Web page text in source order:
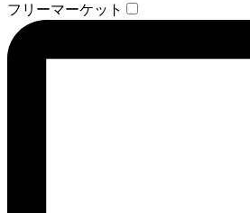
フリーマーケット